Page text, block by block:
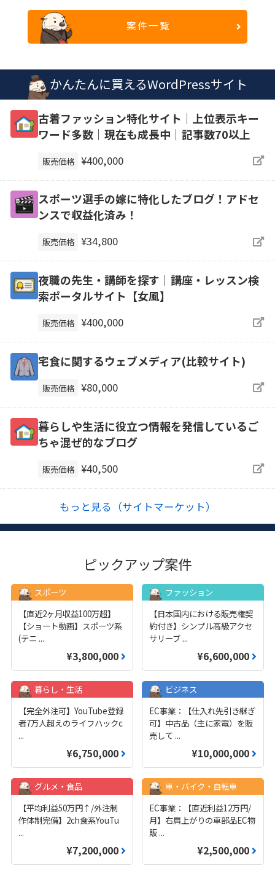
案件一覧
かんたんに買えるWordPressサイト
古着ファッション特化サイト│上位表示キー
ワード多数│現在も成長中│記事数70以上
販売価格 ¥400,000
スポーツ選手の嫁に特化したブログ！アドセ
ンスで収益化済み！
販売価格 ¥34,800
夜職の先生・講師を探す｜講座・レッスン検
索ポータルサイト【女風】
販売価格 ¥400,000
宅食に関するウェブメディア(比較サイト)
販売価格 ¥80,000
暮らしや生活に役立つ情報を発信しているご
ちゃ混ぜ的なブログ
販売価格 ¥40,500
もっと見る（サイトマーケット）
ピックアップ案件
スポーツ
【直近2ヶ月収益100万超】
【ショート動画】スポーツ系
(テニ ...
¥3,800,000
ファッション
【日本国内における販売権契
約付き】シンプル高級アクセ
サリーブ ...
¥6,600,000
暮らし・生活
【完全外注可】YouTube登録
者7万人超えのライフハックc
...
¥6,750,000
ビジネス
EC事業：【仕入れ先引き継ぎ
可】中古品（主に家電）を販
売して ...
¥10,000,000
グルメ・食品
【平均利益50万円↑/外注制
作体制完備】2ch食系YouTu
...
¥7,200,000
車・バイク・自転車
EC事業：【直近利益12万円/
月】右肩上がりの車部品EC物
販 ...
¥2,500,000